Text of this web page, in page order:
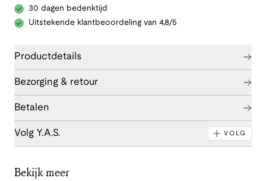
30 dagen bedenktijd
Uitstekende klantbeoordeling van 4,8/5
Productdetails
Bezorging & retour
Betalen
Volg Y.A.S. VOLG
Bekijk meer